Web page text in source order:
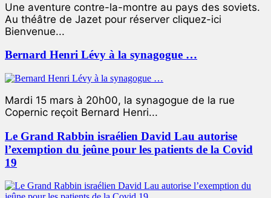
Une aventure contre-la-montre au pays des soviets.
Au théâtre de Jazet pour réserver cliquez-ici
Bienvenue...
Bernard Henri Lévy à la synagogue …
Mardi 15 mars à 20h00, la synagogue de la rue
Copernic reçoit Bernard Henri...
Le Grand Rabbin israélien David Lau autorise
l’exemption du jeûne pour les patients de la Covid
19